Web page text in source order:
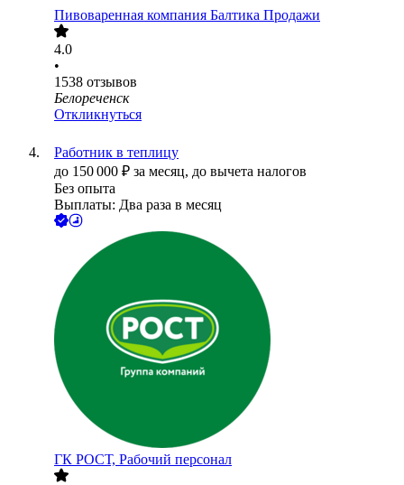
Пивоваренная компания Балтика Продажи
4.0
•
1538 отзывов
Белореченск
Откликнуться
Работник в теплицу
до 150 000 ₽ за месяц, до вычета налогов
Без опыта
Выплаты: Два раза в месяц
ГК РОСТ, Рабочий персонал